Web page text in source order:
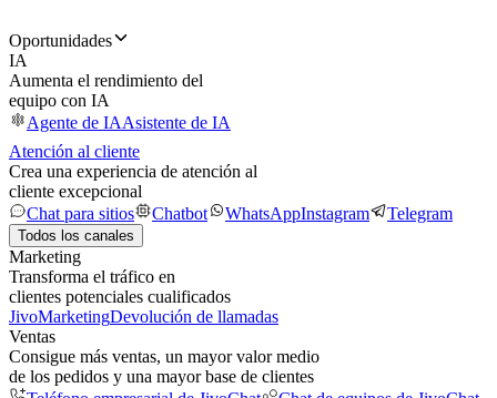
Oportunidades
IA
Aumenta el rendimiento del
equipo con IA
Agente de IAAsistente de IA
Atención al cliente
Crea una experiencia de atención al
cliente excepcional
Chat para sitios
Chatbot WhatsAppInstagram Telegram
Todos los canales
Marketing
Transforma el tráfico en
clientes potenciales cualificados
JivoMarketingDevolución de llamadas
Ventas
Consigue más ventas, un mayor valor medio
de los pedidos y una mayor base de clientes